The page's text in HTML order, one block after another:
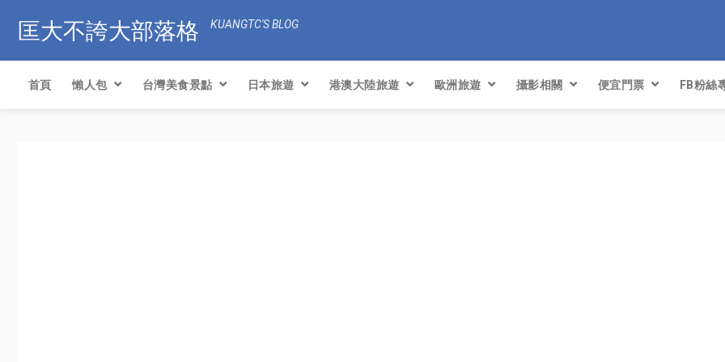
匡大不誇大部落格 KUANGTC'S BLOG
首頁 懶人包 台灣美食景點 日本旅遊 港澳大陸旅遊 歐洲旅遊 攝影相關 便宜門票 FB粉絲